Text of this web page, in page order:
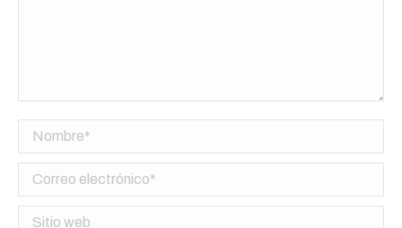
Nombre *
Correo electrónico *
Sitio web